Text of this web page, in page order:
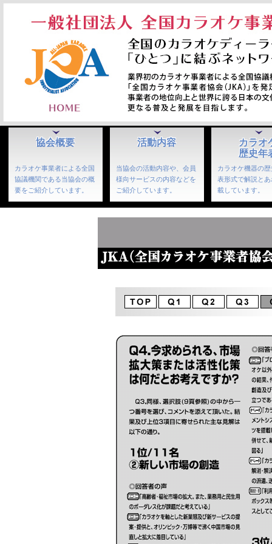
協会概要
カラオケ事業者による全国
協議機関である当協会の概
要をご紹介しています。
活動内容
当協会の活動内容や、会員
様向サービスの内容などを
ご紹介しています。
カラオ
歴史年
カラオケ機器の
表形式で解説と
載しています。